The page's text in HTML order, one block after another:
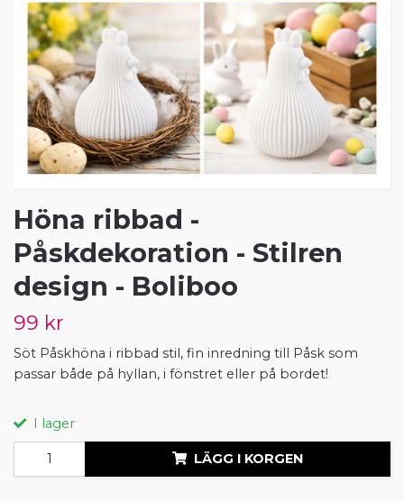
Höna ribbad -
Påskdekoration - Stilren
design - Boliboo
99 kr
Söt Påskhöna i ribbad stil, fin inredning till Påsk som
passar både på hyllan, i fönstret eller på bordet!
I lager
LÄGG I KORGEN